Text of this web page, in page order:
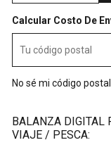
Calcular Costo De
No sé mi código postal
BALANZA DIGITAL
VIAJE / PESCA: